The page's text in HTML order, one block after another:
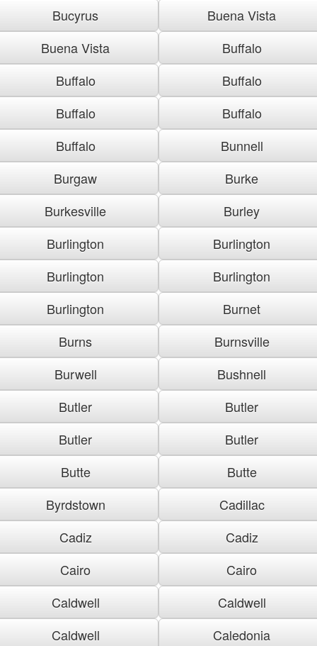
Bucyrus
Buena Vista
Buena Vista
Buffalo
Buffalo
Buffalo
Buffalo
Buffalo
Buffalo
Bunnell
Burgaw
Burke
Burkesville
Burley
Burlington
Burlington
Burlington
Burlington
Burlington
Burnet
Burns
Burnsville
Burwell
Bushnell
Butler
Butler
Butler
Butler
Butte
Butte
Byrdstown
Cadillac
Cadiz
Cadiz
Cairo
Cairo
Caldwell
Caldwell
Caldwell
Caledonia